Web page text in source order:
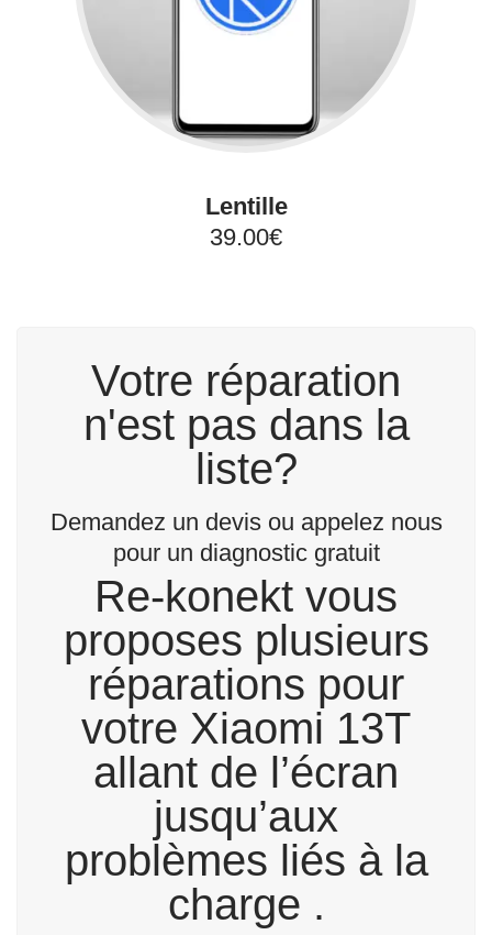
Lentille
39.00€
Votre réparation
n'est pas dans la
liste?
Demandez un devis ou appelez nous
pour un diagnostic gratuit
Re-konekt vous
proposes plusieurs
réparations pour
votre Xiaomi 13T
allant de l’écran
jusqu’aux
problèmes liés à la
charge .